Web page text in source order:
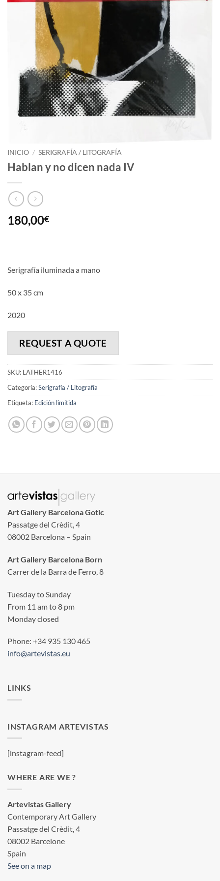
INICIO / SERIGRAFÍA / LITOGRAFÍA
Hablan y no dicen nada IV
180,00€
Serigrafía iluminada a mano
50 x 35 cm
2020
REQUEST A QUOTE
SKU: LATHER1416
Categoría:Serigrafía / Litografía
Etiqueta: Edición limitida
Art Gallery Barcelona Gotic
Passatge del Crèdit, 4
08002 Barcelona – Spain
Art Gallery Barcelona Born
Carrer de la Barra de Ferro, 8
Tuesday to Sunday
From 11 am to 8 pm
Monday closed
Phone: +34 935 130 465
info@artevistas.eu
LINKS
INSTAGRAM ARTEVISTAS
[instagram-feed]
WHERE ARE WE ?
Artevistas Gallery
Contemporary Art Gallery
Passatge del Crèdit, 4
08002 Barcelone
Spain
See on a map